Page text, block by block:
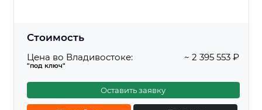
Стоимость
Цена во Владивостоке:
"под ключ"
~ 2 395 553 ₽
Оставить заявку